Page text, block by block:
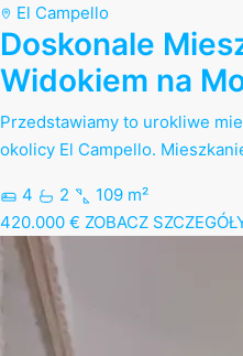
El Campello
Doskonale
Widokiem na
Przedstawiamy to urokliwe
okolicy El Campello.
4 2
109 m²
420.000 € ZOBACZ